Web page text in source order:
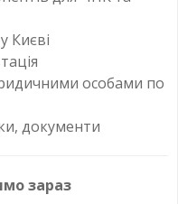
Києві
особами по
документи
зараз